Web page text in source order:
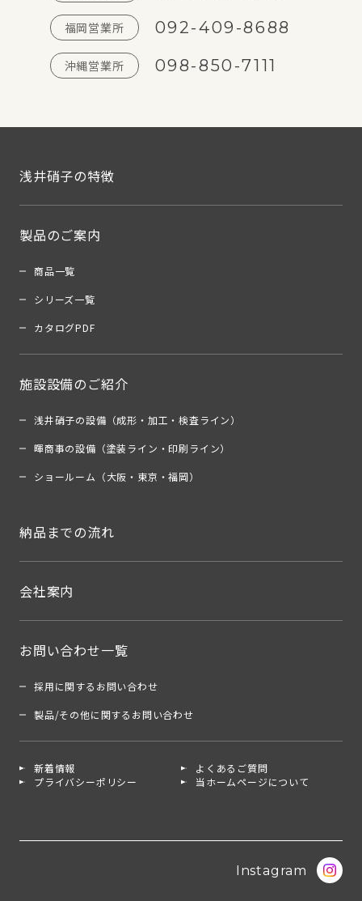
福岡営業所 092-409-8688
沖縄営業所 098-850-7111
浅井硝子の特徴
製品のご案内
商品一覧
シリーズ一覧
カタログPDF
施設設備のご紹介
浅井硝子の設備（成形・加工・検査ライン）
暉商事の設備（塗装ライン・印刷ライン）
ショールーム（大阪・東京・福岡）
納品までの流れ
会社案内
お問い合わせ一覧
採用に関するお問い合わせ
製品/その他に関するお問い合わせ
新着情報
よくあるご質問
プライバシーポリシー
当ホームページについて
Instagram